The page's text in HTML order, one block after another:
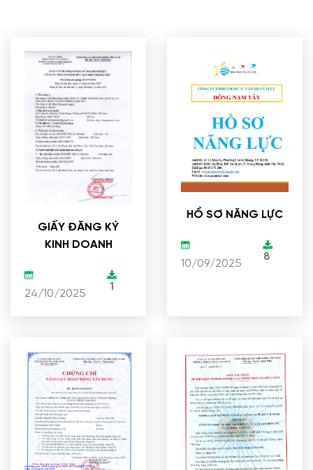
GIẤY ĐĂNG KÝ
KINH DOANH
24/10/2025
1
HỒ SƠ NĂNG LỰC
10/09/2025
8